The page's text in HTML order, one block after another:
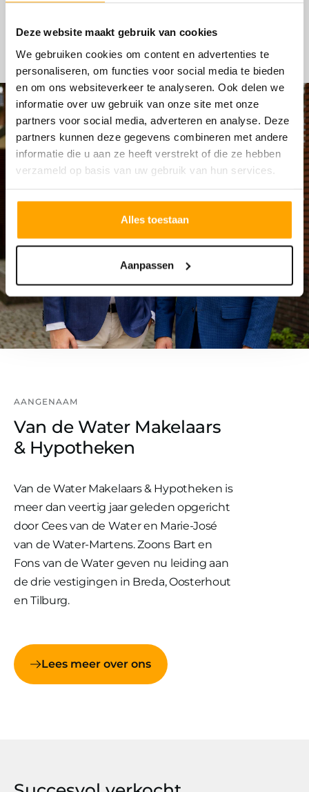
Deze website maakt gebruik van cookies
We gebruiken cookies om content en advertenties te
personaliseren, om functies voor social media te bieden
en om ons websiteverkeer te analyseren. Ook delen we
informatie over uw gebruik van onze site met onze
partners voor social media, adverteren en analyse. Deze
partners kunnen deze gegevens combineren met andere
informatie die u aan ze heeft verstrekt of die ze hebben
verzameld op basis van uw gebruik van hun services.
Alles toestaan
Aanpassen
AANGENAAM
Van de Water Makelaars
& Hypotheken
Van de Water Makelaars & Hypotheken is
meer dan veertig jaar geleden opgericht
door Cees van de Water en Marie-José
van de Water-Martens. Zoons Bart en
Fons van de Water geven nu leiding aan
de drie vestigingen in Breda, Oosterhout
en Tilburg.
Lees meer over ons